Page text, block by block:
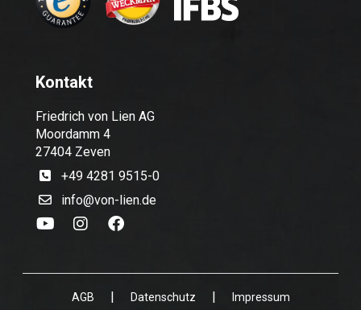
Kontakt
Friedrich von Lien AG
Moordamm 4
27404 Zeven
+49 4281 9515-0
info@von-lien.de
AGB | Datenschutz | Impressum